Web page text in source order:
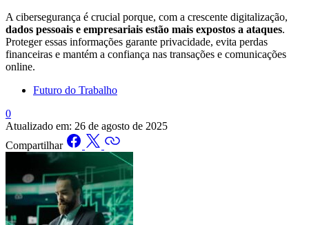
A cibersegurança é crucial porque, com a crescente digitalização,
dados pessoais e empresariais estão mais expostos a ataques.
Proteger essas informações garante privacidade, evita perdas
financeiras e mantém a confiança nas transações e comunicações
online.
Futuro do Trabalho
0
Atualizado em: 26 de agosto de 2025
Compartilhar